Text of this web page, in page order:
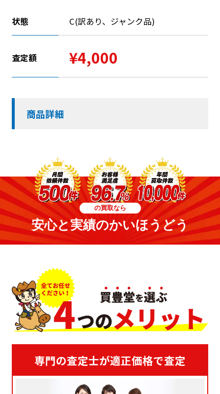
状態 C(訳あり、ジャンク品)
査定額 ¥4,000
商品詳細
の買取なら
安心と実績のかいほうどう
専門の査定士が適正価格で査定